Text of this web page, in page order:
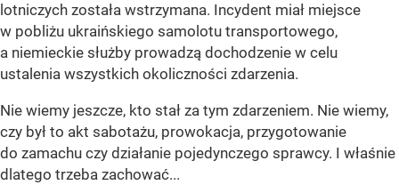
lotniczych została wstrzymana. Incydent miał miejsce
w pobliżu ukraińskiego samolotu transportowego,
a niemieckie służby prowadzą dochodzenie w celu
ustalenia wszystkich okoliczności zdarzenia.
Nie wiemy jeszcze, kto stał za tym zdarzeniem. Nie wiemy,
czy był to akt sabotażu, prowokacja, przygotowanie
do zamachu czy działanie pojedynczego sprawcy. I właśnie
dlatego trzeba zachować...